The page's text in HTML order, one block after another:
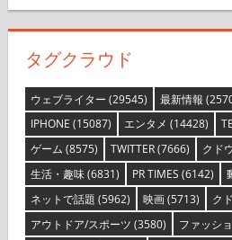
タグクラウド
ウェブライター (29545) 最新情報
IPHONE (15087) エンタメ (14428)
ゲーム (8575) TWITTER(7666) クド
生活・趣味(6831) PR TIMES (6142)
ネットで話題 (5962) 映画(5713) ク
アウトドア/スポーツ (3580) ファッシ